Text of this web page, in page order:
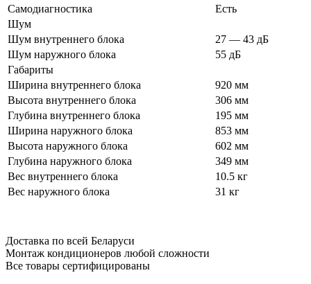
Самодиагностика
Есть
Шум
Шум внутреннего блока
27 — 43 дБ
Шум наружного блока
55 дБ
Габариты
Ширина внутреннего блока
920 мм
Высота внутреннего блока
306 мм
Глубина внутреннего блока
195 мм
Ширина наружного блока
853 мм
Высота наружного блока
602 мм
Глубина наружного блока
349 мм
Вес внутреннего блока
10.5 кг
Вес наружного блока
31 кг
Доставка по всей Беларуси
Монтаж кондиционеров любой сложности
Все товары сертифицированы